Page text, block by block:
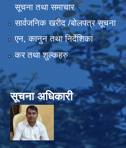
सूचना तथा समाचार
सार्वजनिक खरीद /बोलपत्र सूचना
एन, कानुन तथा निर्देशिका
कर तथा शुल्कहरु
सूचना अधिकारी